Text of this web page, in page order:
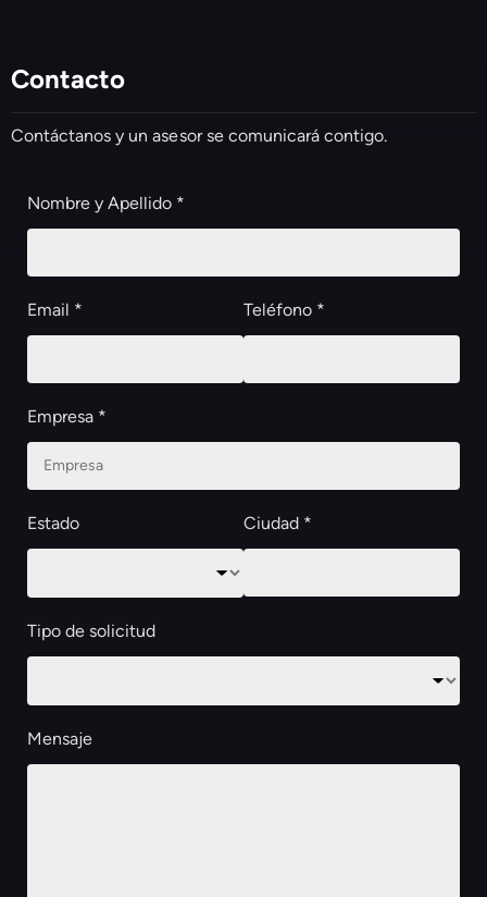
Contacto
Contáctanos y un asesor se comunicará contigo.
Nombre y Apellido *
Email * Teléfono *
Empresa *
Estado Ciudad *
Tipo de solicitud
Mensaje